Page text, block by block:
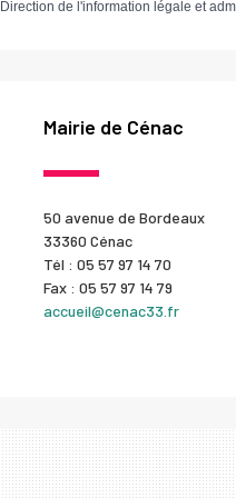
Direction de l'information légale et
Mairie de Cénac
50 avenue de Bordeaux
33360 Cénac
Tél : 05 57 97 14 70
Fax : 05 57 97 14 79
accueil@cenac33.fr